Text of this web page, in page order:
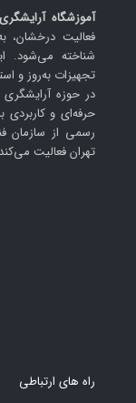
آموزشگاه
فعالیت درخشان،
شناخته می‌شود.
تجهیزات به‌روز و
در حوزه
حرفه‌ای و کاربردی
رسمی از سازمان
تهران فعالیت
راه های ارتباطی